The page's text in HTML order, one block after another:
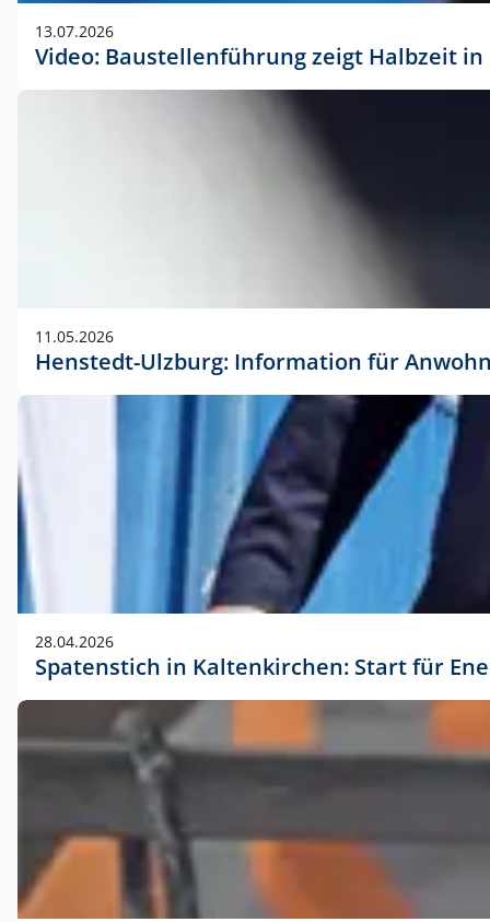
13.07.2026
Video: Baustellenführung zeigt Halbzeit
11.05.2026
Henstedt-Ulzburg: Information für
28.04.2026
Spatenstich in Kaltenkirchen: Start für